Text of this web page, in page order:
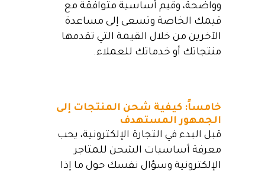
وواضحة، وقيم أساسية متوافقة مع
قيمك الخاصة وتسعى إلى مساعدة
الآخرين من خلال القيمة التي تقدمها
منتجاتك أو خدماتك للعملاء.
خامساً: كيفية شحن المنتجات إلى
الجمهور المستهدف
قبل البدء في التجارة الإلكترونية، يحب
معرفة أساسيات الشحن للمتاجر
الإلكترونية وسؤال نفسك حول ما إذا